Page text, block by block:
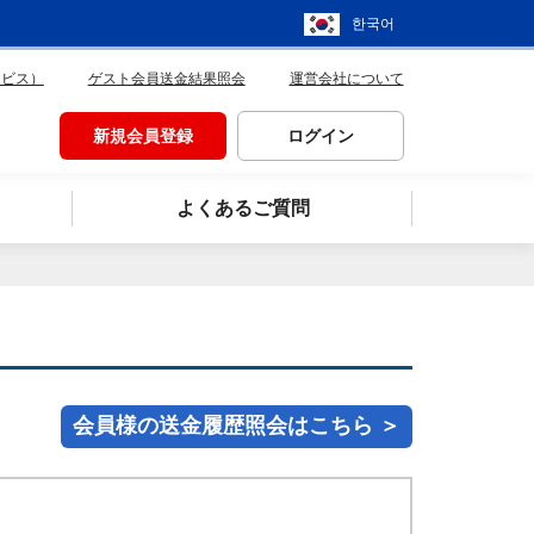
한국어
ス） ゲスト会員送金結果照会 運営会社について
新規会員登録 ログイン
よくあるご質問
会員様の送金履歴照会はこちら ＞